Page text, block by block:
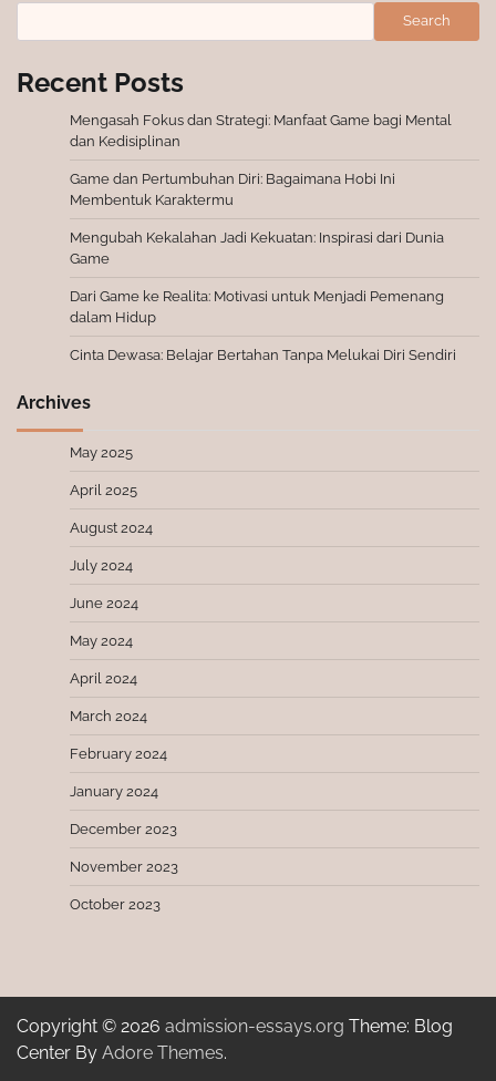
Search
Recent Posts
Mengasah Fokus dan Strategi: Manfaat Game bagi Mental
dan Kedisiplinan
Game dan Pertumbuhan Diri: Bagaimana Hobi Ini
Membentuk Karaktermu
Mengubah Kekalahan Jadi Kekuatan: Inspirasi dari Dunia
Game
Dari Game ke Realita: Motivasi untuk Menjadi Pemenang
dalam Hidup
Cinta Dewasa: Belajar Bertahan Tanpa Melukai Diri Sendiri
Archives
May 2025
April 2025
August 2024
July 2024
June 2024
May 2024
April 2024
March 2024
February 2024
January 2024
December 2023
November 2023
October 2023
Copyright © 2026 admission-essays.org Theme: Blog
Center By Adore Themes.